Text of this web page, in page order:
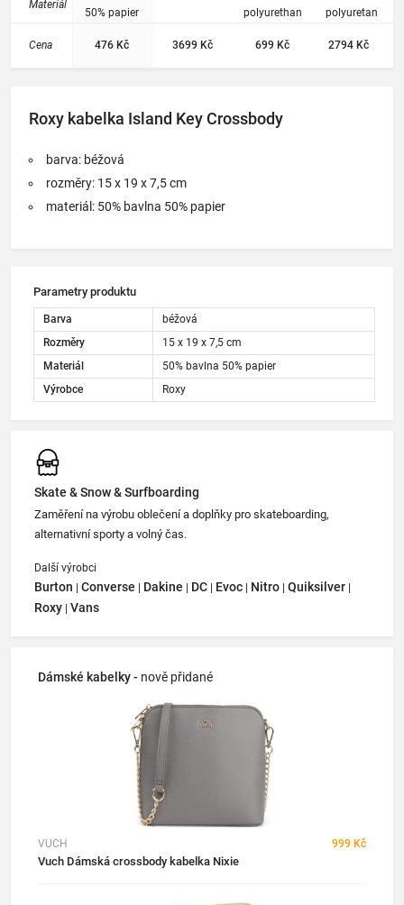
Materiál
Cena
50% papier
476 Kč 3699 Kč
polyurethan
699 Kč
polyuretan
2794 Kč
Roxy kabelka Island Key Crossbody
barva: béžová
rozměry: 15 x 19 x 7,5 cm
materiál: 50% bavlna 50% papier
Parametry produktu
Barva
béžová
Rozměry
15 x 19 x 7,5 cm
Materiál
50% bavlna 50% papier
Výrobce
Roxy
Skate & Snow & Surfboarding
Zaměření na výrobu oblečení a doplňky pro skateboarding,
alternativní sporty a volný čas.
Další výrobci
Burton | Converse | Dakine | DC | Evoc | Nitro | Quiksilver |
Roxy | Vans
Dámské kabelky - nově přidané
VUCH 999 Kč
Vuch Dámská crossbody kabelka Nixie